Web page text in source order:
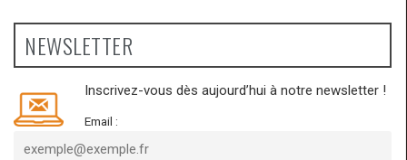
NEWSLETTER
Inscrivez-vous dès aujourd’hui à notre newsletter !
Email :